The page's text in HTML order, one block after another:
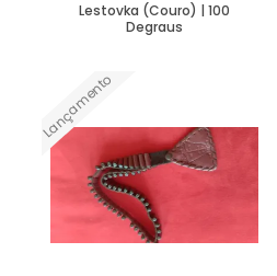
Lestovka (Couro) | 100
Degraus
Lançamento